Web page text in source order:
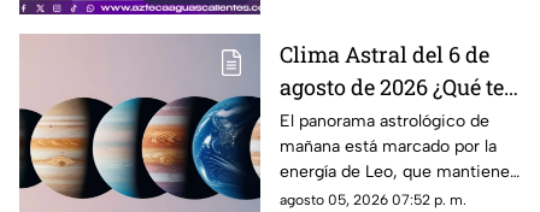
Clima Astral del 6 de
agosto de 2026 ¿Qué te
depara la energía del
día?
El panorama astrológico de
mañana está marcado por la
energía de Leo, que mantiene
el enfoque en la creatividad, la
agosto 05, 2026 07:52 p. m.